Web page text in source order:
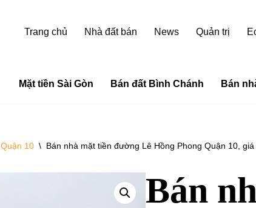
Trang chủ Nhà đất bán News Quản trị
Mặt tiền Sài Gòn Bán đất Bình Chánh Bán
Quận 10 \ Bán nhà mặt tiền đường Lê Hồng Phong Quận 10,
Bán